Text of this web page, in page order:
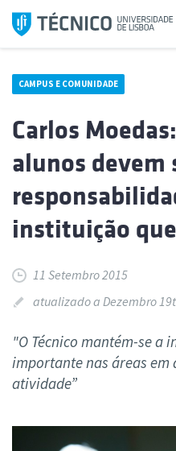
Saltar
para
CAMPUS E COMUNIDADE
Carlos
alunos devem
instituição
11 Setembro 2015
atualizado a Dezembro
"O Técnico mantém-se a
importante nas áreas em
atividade”